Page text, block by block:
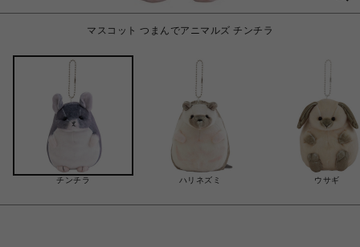
マスコット つまんでアニマルズ チンチラ
チンチラ ハリネズミ ウサギ